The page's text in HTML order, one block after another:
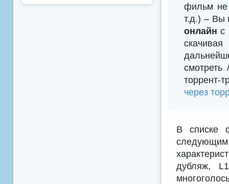
фильм не
т.д.) – Вы
онлайн с
торрент-
через
В списке
дубляж,